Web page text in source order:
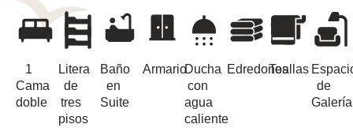
1
Cama
doble
Litera
de
tres
pisos
Baño
en
Suite
ArmarioDucha
con
agua
caliente
EdredonesToallas
de
Galería